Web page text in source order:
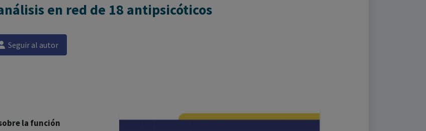
en red de 18 antipsicóticos
Seguir al autor
la función